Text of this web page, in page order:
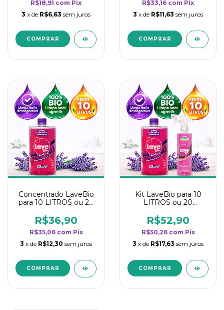
R$18,91 com Pix
3 x de R$6,63 sem juros
R$33,16 com Pix
3 x de R$11,63 sem juros
Concentrado LaveBio
para 10 LITROS ou 20
rendimento da
categoria - Lavanda
R$36,90
R$35,06 com Pix
3 x de R$12,30 sem juros
Kit LaveBio para 10
LITROS ou 20
rendimento da
categoria - Lavanda
R$52,90
R$50,26 com Pix
3 x de R$17,63 sem juros